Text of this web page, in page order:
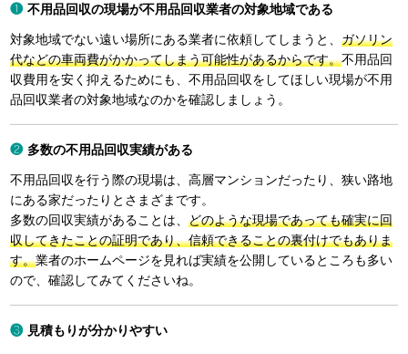
不用品回収の現場が不用品回収業者の対象地域である
対象地域でない遠い場所にある業者に依頼してしまうと、ガソリン
代などの車両費がかかってしまう可能性があるからです。不用品回
収費用を安く抑えるためにも、不用品回収をしてほしい現場が不用
品回収業者の対象地域なのかを確認しましょう。
多数の不用品回収実績がある
不用品回収を行う際の現場は、高層マンションだったり、狭い路地
にある家だったりとさまざまです。
多数の回収実績があることは、どのような現場であっても確実に回
収してきたことの証明であり、信頼できることの裏付けでもありま
す。業者のホームページを見れば実績を公開しているところも多い
ので、確認してみてくださいね。
見積もりが分かりやすい